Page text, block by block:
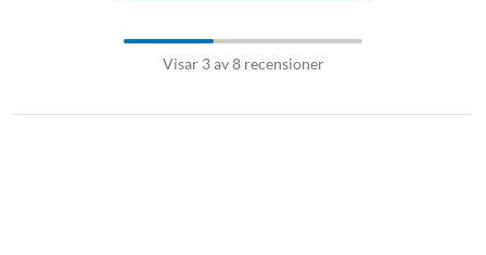
Visar 3 av 8 recensioner